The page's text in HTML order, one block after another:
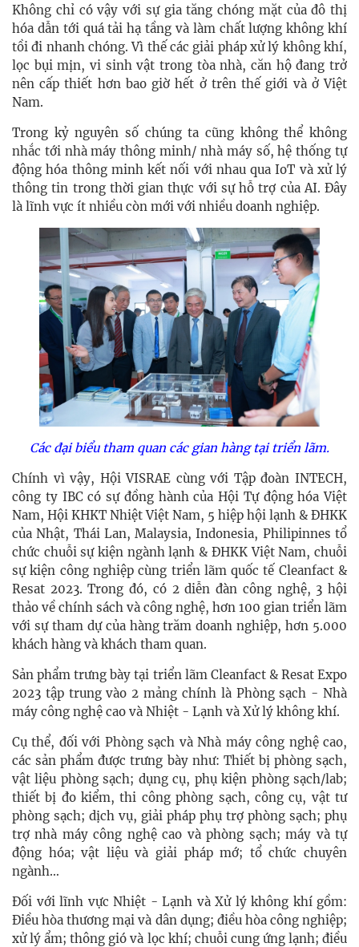
Không chỉ có vậy với sự gia tăng chóng mặt của đô thị
hóa dẫn tới quá tải hạ tầng và làm chất lượng không khí
tồi đi nhanh chóng. Vì thế các giải pháp xử lý không khí,
lọc bụi mịn, vi sinh vật trong tòa nhà, căn hộ đang trở
nên cấp thiết hơn bao giờ hết ở trên thế giới và ở Việt
Nam.
Trong kỷ nguyên số chúng ta cũng không thể không
nhắc tới nhà máy thông minh/ nhà máy số, hệ thống tự
động hóa thông minh kết nối với nhau qua IoT và xử lý
thông tin trong thời gian thực với sự hỗ trợ của AI. Đây
là lĩnh vực ít nhiều còn mới với nhiều doanh nghiệp.
Các đại biểu tham quan các gian hàng tại triển lãm.
Chính vì vậy, Hội VISRAE cùng với Tập đoàn INTECH,
công ty IBC có sự đồng hành của Hội Tự động hóa Việt
Nam, Hội KHKT Nhiệt Việt Nam, 5 hiệp hội lạnh & ĐHKK
của Nhật, Thái Lan, Malaysia, Indonesia, Philipinnes tổ
chức chuỗi sự kiện ngành lạnh & ĐHKK Việt Nam, chuỗi
sự kiện công nghiệp cùng triển lãm quốc tế Cleanfact &
Resat 2023. Trong đó, có 2 diễn đàn công nghệ, 3 hội
thảo về chính sách và công nghệ, hơn 100 gian triển lãm
với sự tham dự của hàng trăm doanh nghiệp, hơn 5.000
khách hàng và khách tham quan.
Sản phẩm trưng bày tại triển lãm Cleanfact & Resat Expo
2023 tập trung vào 2 mảng chính là Phòng sạch - Nhà
máy công nghệ cao và Nhiệt - Lạnh và Xử lý không khí.
Cụ thể, đối với Phòng sạch và Nhà máy công nghệ cao,
các sản phẩm được trưng bày như: Thiết bị phòng sạch,
vật liệu phòng sạch; dụng cụ, phụ kiện phòng sạch/lab;
thiết bị đo kiểm, thi công phòng sạch, công cụ, vật tư
phòng sạch; dịch vụ, giải pháp phụ trợ phòng sạch; phụ
trợ nhà máy công nghệ cao và phòng sạch; máy và tự
động hóa; vật liệu và giải pháp mớ; tổ chức chuyên
ngành…
Đối với lĩnh vực Nhiệt - Lạnh và Xử lý không khí gồm:
Điều hòa thương mại và dân dụng; điều hòa công nghiệp;
xử lý ẩm; thông gió và lọc khí; chuỗi cung ứng lạnh; điều